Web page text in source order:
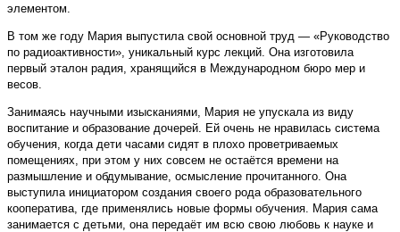
элементом.
В том же году Мария выпустила свой основной труд — «Руководство
по радиоактивности», уникальный курс лекций. Она изготовила
первый эталон радия, хранящийся в Международном бюро мер и
весов.
Занимаясь научными изысканиями, Мария не упускала из виду
воспитание и образование дочерей. Ей очень не нравилась система
обучения, когда дети часами сидят в плохо проветриваемых
помещениях, при этом у них совсем не остаётся времени на
размышление и обдумывание, осмысление прочитанного. Она
выступила инициатором создания своего рода образовательного
кооператива, где применялись новые формы обучения. Мария сама
занимается с детьми, она передаёт им всю свою любовь к науке и